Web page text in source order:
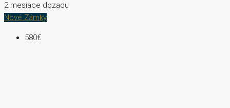
2 mesiace dozadu
Nové Zámky
580€